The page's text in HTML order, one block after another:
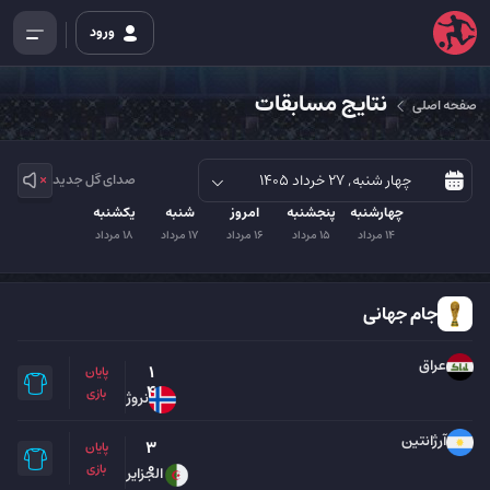
ورود
صفحه اصلی نتایج مسابقات
چهارشنبه
14 مرداد
پنجشنبه
15 مرداد
امروز
16 مرداد
شنبه
17 مرداد
یکشنبه
18 مرداد
صدای گل جدید
جام جهانی
پایان
بازی
عراق 1
4نروژ
پایان
بازی
آرژانتین 3
0
الجزایر